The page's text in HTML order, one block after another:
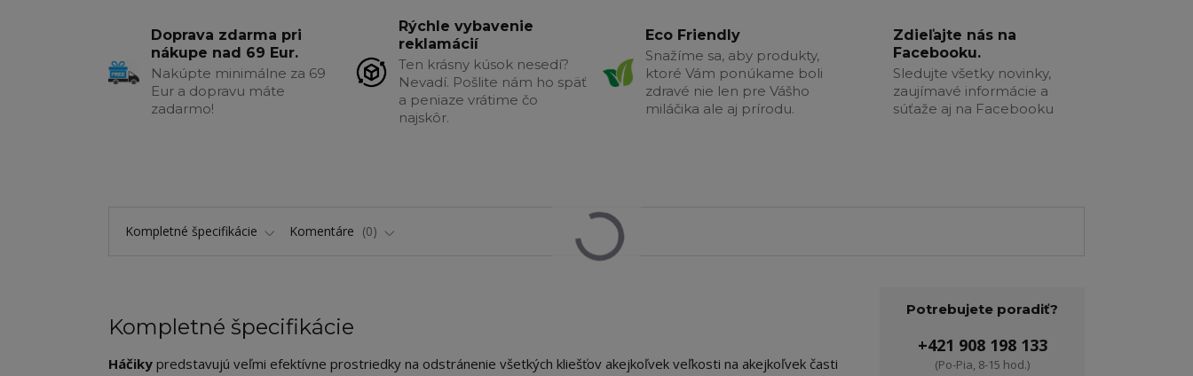
Doprava zdarma pri
nákupe nad 69 Eur.
Nakúpte minimálne za 69
Eur a dopravu máte
zadarmo!
Rýchle vybavenie
reklamácií
Ten krásny kúsok nesedí?
Nevadí. Pošlite nám ho späť
a peniaze vrátime čo
najskôr.
Eco Friendly
Snažíme sa, aby produkty,
ktoré Vám ponúkame boli
zdravé nie len pre Vášho
miláčika ale aj prírodu.
Zdieľajte nás na
Facebooku.
Sledujte všetky novinky,
zaujímavé informácie a
súťaže aj na Facebooku
Kompletné špecifikácie Komentáre 0
Kompletné špecifikácie
Háčiky predstavujú veľmi efektívne prostriedky na odstránenie všetkých kliešťov akejkoľvek veľkosti na akejkoľvek časti
Potrebujete poradiť?
+421 908 198 133
(Po-Pia, 8-15 hod.)